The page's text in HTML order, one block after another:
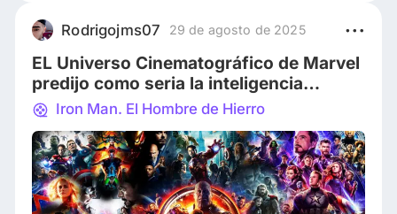
Pixar y enseñó a una generación entera que las
animaciones no eran "solo para niños", pudien
Rodrigojms07 29 de agosto de 2025
EL Universo Cinematográfico de Marvel
predijo como seria la inteligencia
artificial.
Iron Man. El Hombre de Hierro